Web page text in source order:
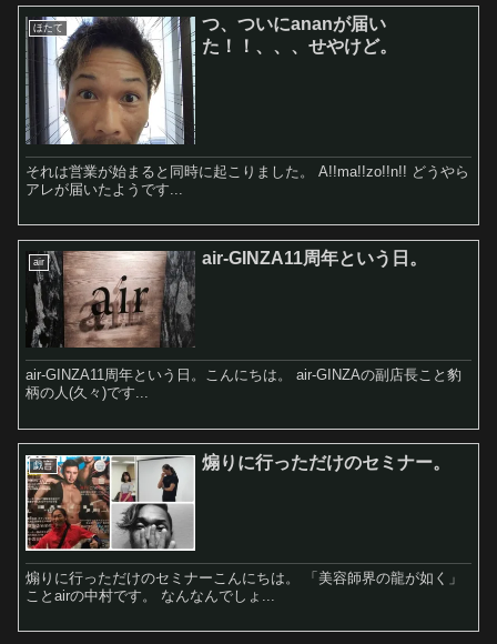
ほたて
つ、ついにananが届い
た！！、、、せやけど。
それは営業が始まると同時に起こりました。 A!!ma!!zo!!n!! どうやら
アレが届いたようです...
air air-GINZA11周年という日。
air-GINZA11周年という日。こんにちは。 air-GINZAの副店長こと豹
柄の人(久々)です...
戯言 煽りに行っただけのセミナー。
煽りに行っただけのセミナーこんにちは。 「美容師界の龍が如く」
ことairの中村です。 なんなんでしょ...